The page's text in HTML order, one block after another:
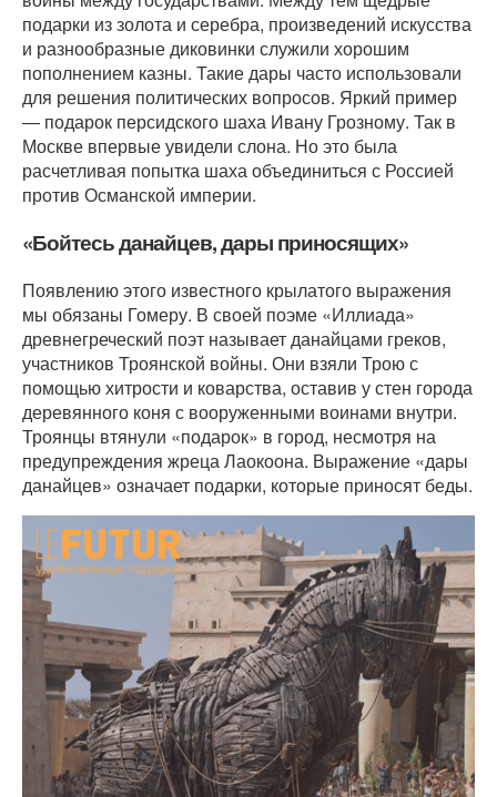
подарки из золота и серебра, произведений искусства
и разнообразные диковинки служили хорошим
пополнением казны. Такие дары часто использовали
для решения политических вопросов. Яркий пример
― подарок персидского шаха Ивану Грозному. Так в
Москве впервые увидели слона. Но это была
расчетливая попытка шаха объединиться с Россией
против Османской империи.
«Бойтесь данайцев, дары приносящих»
Появлению этого известного крылатого выражения
мы обязаны Гомеру. В своей поэме «Иллиада»
древнегреческий поэт называет данайцами греков,
участников Троянской войны. Они взяли Трою с
помощью хитрости и коварства, оставив у стен города
деревянного коня с вооруженными воинами внутри.
Троянцы втянули «подарок» в город, несмотря на
предупреждения жреца Лаокоона. Выражение «дары
данайцев» означает подарки, которые приносят беды.